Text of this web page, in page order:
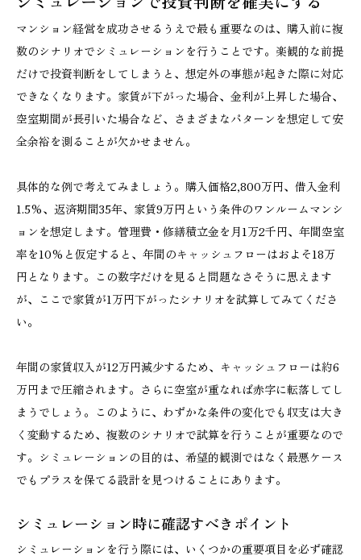
マンション経営を成功させるうえで最も重要なのは、購入前に複
数のシナリオでシミュレーションを行うことです。楽観的な前提
だけで投資判断をしてしまうと、想定外の事態が起きた際に対応
できなくなります。家賃が下がった場合、金利が上昇した場合、
空室期間が長引いた場合など、さまざまなパターンを想定して安
全余裕を測ることが欠かせません。
具体的な例で考えてみましょう。購入価格2,800万円、借入金利
1.5%、返済期間35年、家賃9万円という条件のワンルームマンシ
ョンを想定します。管理費・修繕積立金を月1万2千円、年間空室
率を10%と仮定すると、年間のキャッシュフローはおよそ18万
円となります。この数字だけを見ると問題なさそうに思えます
が、ここで家賃が1万円下がったシナリオを試算してみてくださ
い。
年間の家賃収入が12万円減少するため、キャッシュフローは約6
万円まで圧縮されます。さらに空室が重なれば赤字に転落してし
まうでしょう。このように、わずかな条件の変化でも収支は大き
く変動するため、複数のシナリオで試算を行うことが重要なので
す。シミュレーションの目的は、希望的観測ではなく最悪ケース
でもプラスを保てる設計を見つけることにあります。
シミュレーション時に確認すべきポイント
シミュレーションを行う際には、いくつかの重要項目を必ず確認